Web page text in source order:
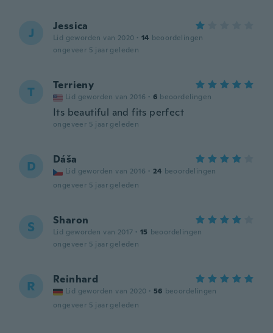
J Jessica
Lid geworden van 2020 · 14 beoordelingen
ongeveer 5 jaar geleden
T Terrieny
Lid geworden van 2016 · 6 beoordelingen
Its beautiful and fits perfect
ongeveer 5 jaar geleden
D Dáša
Lid geworden van 2016 · 24 beoordelingen
ongeveer 5 jaar geleden
S Sharon
Lid geworden van 2017 · 15 beoordelingen
ongeveer 5 jaar geleden
R Reinhard
Lid geworden van 2020 · 56 beoordelingen
ongeveer 5 jaar geleden